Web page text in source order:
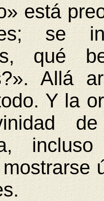
está
se
qué
Allá
Y la